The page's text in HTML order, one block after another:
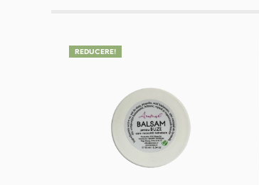
REDUCERE!